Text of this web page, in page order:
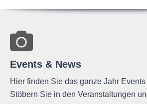
Events & News
Hier finden Sie das ganze Jahr
Stöbern Sie in den Veranstaltungen